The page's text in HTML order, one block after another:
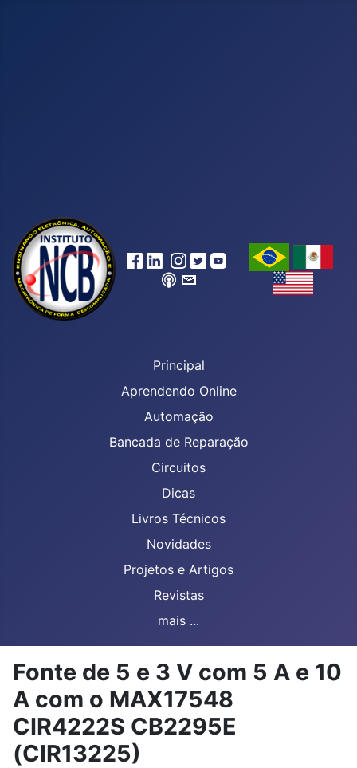
Principal
Aprendendo Online
Automação
Bancada de Reparação
Circuitos
Dicas
Livros Técnicos
Novidades
Projetos e Artigos
Revistas
mais ...
Fonte de 5 e 3 V com 5 A e 10
A com o MAX17548
CIR4222S CB2295E
(CIR13225)